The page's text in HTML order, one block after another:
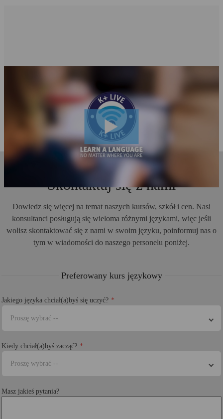
Skontaktuj się z nami
Dowiedz się więcej na temat naszych kursów, szkół i cen. Nasi
konsultanci posługują się wieloma różnymi językami, więc jeśli
wolisz skontaktować się z nami w swoim języku, poinformuj nas o
tym w wiadomości do naszego personelu poniżej.
Preferowany kurs językowy
Jakiego języka chciał(a)byś się uczyć?
Proszę wybrać --
Kiedy chciał(a)byś zacząć?
Proszę wybrać --
Masz jakieś pytania?